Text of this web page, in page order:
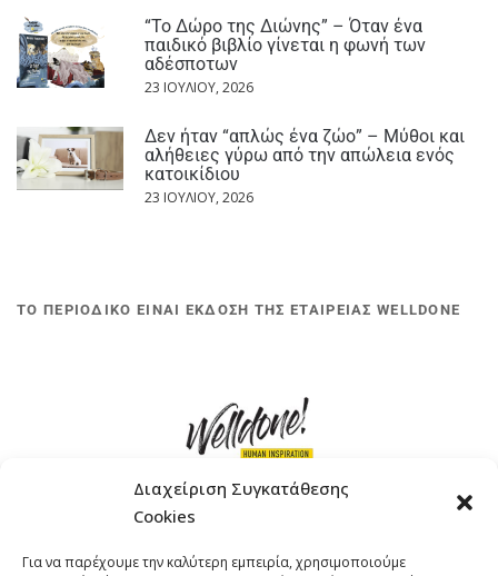
Διαχείριση Συγκατάθεσης
Cookies
Για να παρέχουμε την καλύτερη εμπειρία, χρησιμοποιούμε
“Το Δώρο της Διώνης” – Όταν ένα
παιδικό βιβλίο γίνεται η φωνή των
αδέσποτων
23 ΙΟΥΛΊΟΥ, 2026
Δεν ήταν “απλώς ένα ζώο” – Μύθοι και
αλήθειες γύρω από την απώλεια ενός
κατοικίδιου
23 ΙΟΥΛΊΟΥ, 2026
ΤΟ ΠΕΡΙΟΔΙΚΟ ΕΙΝΑΙ ΕΚΔΟΣΗ ΤΗΣ ΕΤΑΙΡΕΙΑΣ WELLDONE
ΤΗΛΕΦΩΝΟ: +30 211 4021758